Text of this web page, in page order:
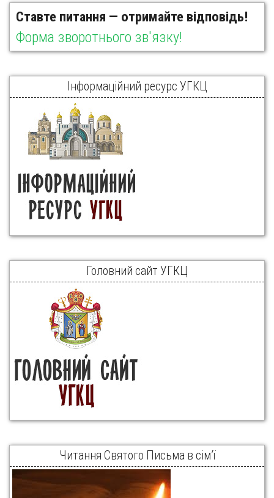
Ставте питання — отримайте відповідь!
Форма зворотнього зв'язку!
Інформаційний ресурс УГКЦ
Головний сайт УГКЦ
Читання Святого Письма в сім’ї